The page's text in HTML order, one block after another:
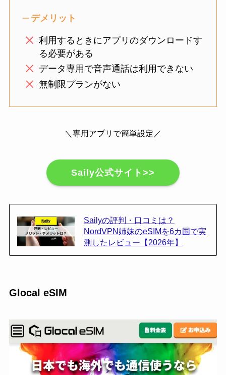
デメリット
利用するときにアプリのダウンロードす
る必要がある
データ専用で音声通話は利用できない
無制限プランがない
＼専用アプリで簡単設定／
Saily公式サイト>>
Sailyの評判・口コミは？
NordVPN姉妹のeSIMを6カ国で実
測したレビュー【2026年】
Glocal eSIM